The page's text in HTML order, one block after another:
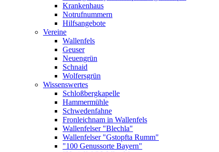
Krankenhaus
Notrufnummern
Hilfsangebote
Vereine
Wallenfels
Geuser
Neuengrün
Schnaid
Wolfersgrün
Wissenswertes
Schloßbergkapelle
Hammermühle
Schwedenfahne
Fronleichnam in Wallenfels
Wallenfelser "Blechla"
Wallenfelser "Gstopfta Rumm"
"100 Genussorte Bayern"